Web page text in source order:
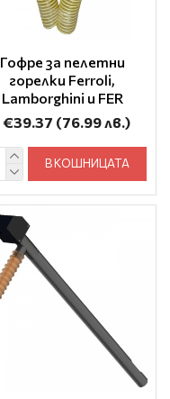
Гофре за пелетни
горелки Ferroli,
Lamborghini и FER
€39.37 (76.99 лв.)
В КОШНИЦАТА